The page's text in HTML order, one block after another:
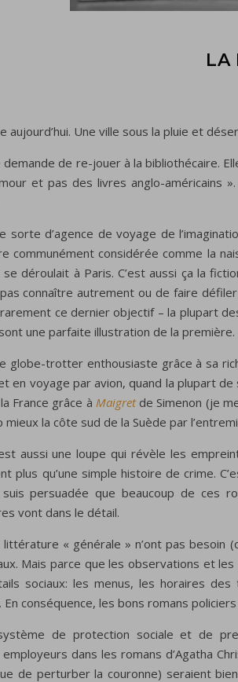
LA
aujourd’hui. Une ville sous la pluie et
demande de re-jouer à la bibliothécaire.
et pas des livres anglo-américains
sorte d’agence de voyage de
communément considérée comme la
se déroulait à Paris. C’est aussi ça la
connaître autrement ou de faire
ce dernier objectif – la plupart
une parfaite illustration de la première.
globe-trotter enthousiaste grâce à sa
en voyage par avion, quand la plupart
France grâce à Maigretde Simenon (je
la côte sud de la Suède par
aussi une loupe qui révèle les
plus qu’une simple histoire de crime.
suis persuadée que beaucoup de ces
vont dans le détail.
« générale » n’ont pas besoin
Mais parce que les observations et
sociaux: les menus, les horaires
conséquence, les bons romans
système de protection sociale et de
dans les romans d’Agatha
de perturber la couronne) seraient